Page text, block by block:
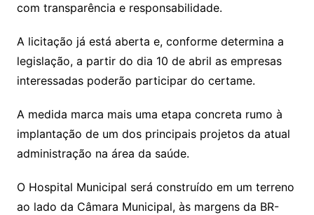
com transparência e responsabilidade.
A licitação já está aberta e, conforme determina a
legislação, a partir do dia 10 de abril as empresas
interessadas poderão participar do certame.
A medida marca mais uma etapa concreta rumo à
implantação de um dos principais projetos da atual
administração na área da saúde.
O Hospital Municipal será construído em um terreno
ao lado da Câmara Municipal, às margens da BR-